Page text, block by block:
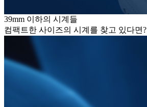
39mm 이하의 시계들
컴팩트한 사이즈의 시계를 찾고 있다면?